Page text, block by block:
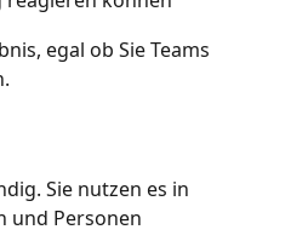
egal ob Sie Teams
Sie nutzen es in
und Personen